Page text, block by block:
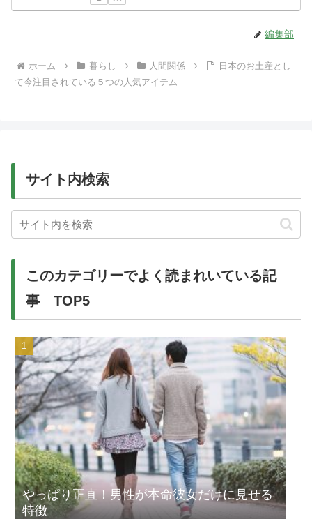
編集部
ホーム 暮らし 人間関係
日本のお土産とし
て今注目されている５つの人気アイテム
サイト内検索
このカテゴリーでよく読まれいている記
事 TOP5
やっぱり正直！男性が本命彼女だけに見せる
特徴